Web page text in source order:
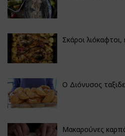
Σκάροι
Ο Διόνυσος
Μακαρούνες